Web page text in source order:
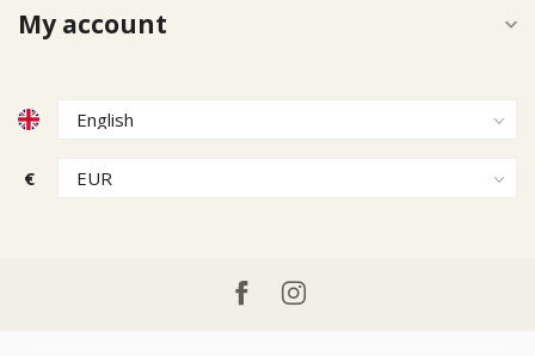
My account
€